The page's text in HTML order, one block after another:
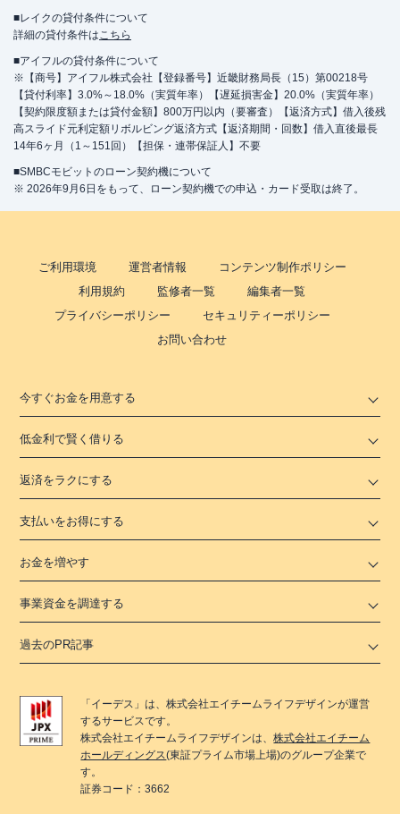
■レイクの貸付条件について
詳細の貸付条件はこちら
■アイフルの貸付条件について
※【商号】アイフル株式会社【登録番号】近畿財務局長（15）第00218号
【貸付利率】3.0%～18.0%（実質年率）【遅延損害金】20.0%（実質年率）
【契約限度額または貸付金額】800万円以内（要審査）【返済方式】借入後残
高スライド元利定額リボルビング返済方式【返済期間・回数】借入直後最長
14年6ヶ月（1～151回）【担保・連帯保証人】不要
■SMBCモビットのローン契約機について
※ 2026年9月6日をもって、ローン契約機での申込・カード受取は終了。
ご利用環境 運営者情報
コンテンツ制作ポリシー
利用規約
監修者一覧
編集者一覧
プライバシーポリシー
セキュリティーポリシー
お問い合わせ
今すぐお金を用意する
低金利で賢く借りる
返済をラクにする
支払いをお得にする
お金を増やす
事業資金を調達する
過去のPR記事
「 イーデス 」は、株式会社エイチームライフデザインが運営
するサービスです。
株式会社エイチームライフデザインは、株式会社エイチーム
ホールディングス(東証プライム市場上場)のグループ企業で
す。
証券コード：3662